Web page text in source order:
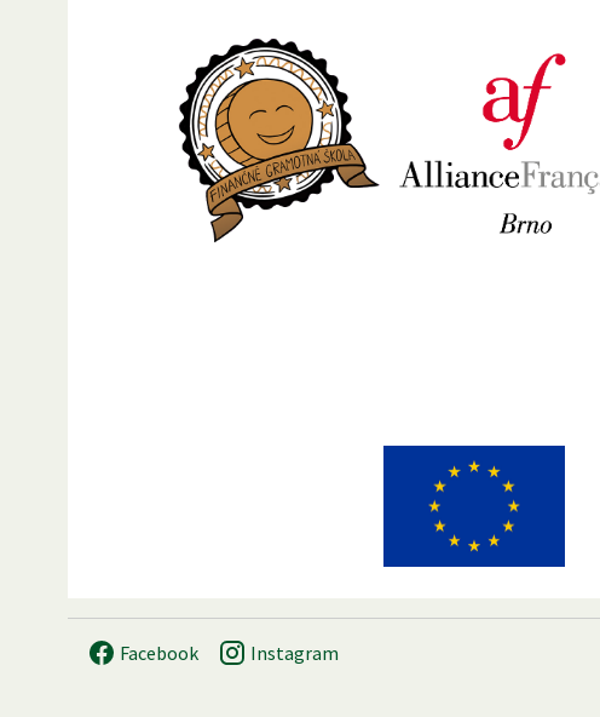
Facebook Instagram